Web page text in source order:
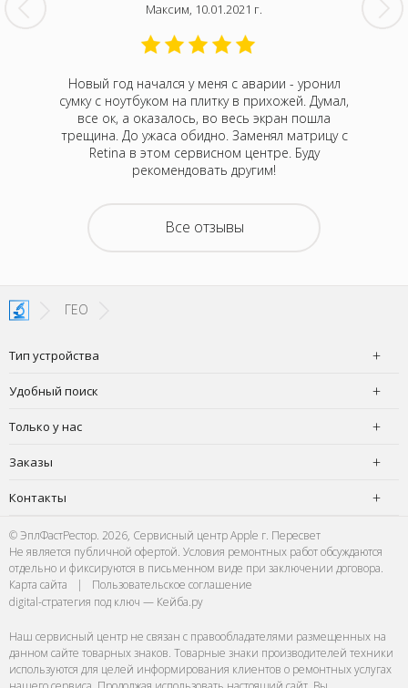
Максим, 10.01.2021 г.
Новый год начался у меня с аварии - уронил
сумку с ноутбуком на плитку в прихожей. Думал,
все ок, а оказалось, во весь экран пошла
трещина. До ужаса обидно. Заменял матрицу с
Retina в этом сервисном центре. Буду
рекомендовать другим!
Все отзывы
ГЕО
Тип устройства
Удобный поиск
Только у нас
Заказы
Контакты
© ЭплФастРестор. 2026, Сервисный центр Apple г. Пересвет
Не является публичной офертой. Условия ремонтных работ обсуждаются
отдельно и фиксируются в письменном виде при заключении договора.
Карта сайта
|
Пользовательское соглашение
digital-стратегия под ключ — Кейба.ру
Наш сервисный центр не связан с правообладателями размещенных на
данном сайте товарных знаков. Товарные знаки производителей техники
используются для целей информирования клиентов о ремонтных услугах